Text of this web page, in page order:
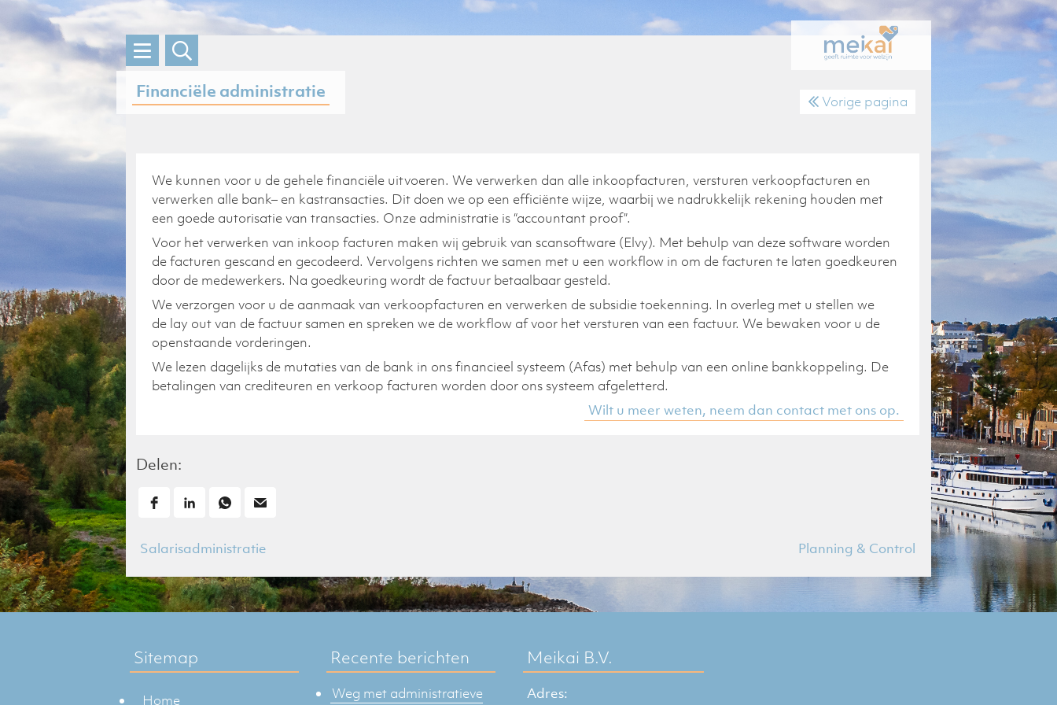
Skip
to
content
Vorige pagina
Financiële administratie
We kunnen voor u de gehele financiële uitvoeren. We verwerken dan alle inkoopfacturen, versturen verkoopfacturen en
verwerken alle bank– en kastransacties. Dit doen we op een efficiënte wijze, waarbij we nadrukkelijk rekening houden met
een goede autorisatie van transacties. Onze administratie is “accountant proof”.
Voor het verwerken van inkoop facturen maken wij gebruik van scansoftware (Elvy). Met behulp van deze software worden
de facturen gescand en gecodeerd. Vervolgens richten we samen met u een workflow in om de facturen te laten goedkeuren
door de medewerkers. Na goedkeuring wordt de factuur betaalbaar gesteld.
We verzorgen voor u de aanmaak van verkoopfacturen en verwerken de subsidie toekenning. In overleg met u stellen we
de lay out van de factuur samen en spreken we de workflow af voor het versturen van een factuur. We bewaken voor u de
openstaande vorderingen.
We lezen dagelijks de mutaties van de bank in ons financieel systeem (Afas) met behulp van een online bankkoppeling. De
betalingen van crediteuren en verkoop facturen worden door ons systeem afgeletterd.
Wilt u meer weten, neem dan contact met ons op.
Delen:
Bericht
navigatie
Salarisadministratie Planning & Control
Sitemap
Home
Recente berichten
Weg met administratieve
Meikai B.V.
Adres: